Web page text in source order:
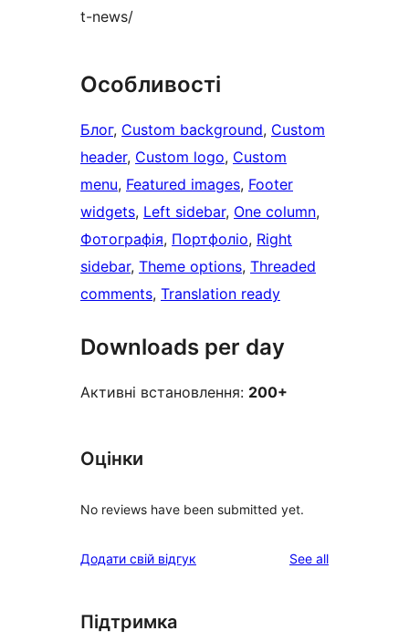
t-news/
Особливості
Блог, Custom background, Custom
header, Custom logo, Custom
menu, Featured images, Footer
widgets, Left sidebar, One column
Фотографія, Портфоліо, Right
sidebar, Theme options, Threaded
comments, Translation ready
Downloads per day
Активні встановлення: 200+
Оцінки
No reviews have been submitted yet.
Додати свій відгук See allreviews
Підтримка